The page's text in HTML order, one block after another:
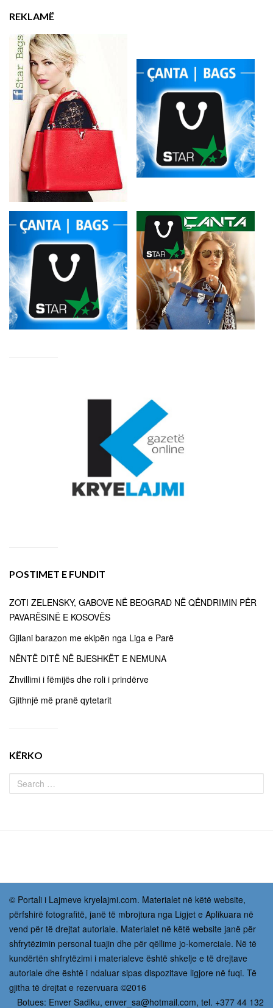
REKLAMË
POSTIMET E FUNDIT
ZOTI ZELENSKY, GABOVE NË BEOGRAD NË QËNDRIMIN PËR
PAVARËSINË E KOSOVËS
Gjilani barazon me ekipën nga Liga e Parë
NËNTË DITË NË BJESHKËT E NEMUNA
Zhvillimi i fëmijës dhe roli i prindërve
Gjithnjë më pranë qytetarit
KËRKO
© Portali i Lajmeve kryelajmi.com. Materialet në këtë website,
përfshirë fotografitë, janë të mbrojtura nga Ligjet e Aplikuara në
vend për të drejtat autoriale. Materialet në këtë website janë për
shfrytëzimin personal tuajin dhe për qëllime jo-komerciale. Në të
kundërtën shfrytëzimi i materialeve është shkelje e të drejtave
autoriale dhe është i ndaluar sipas dispozitave ligjore në fuqi. Të
gjitha të drejtat e rezervuara ©2016
Botues: Enver Sadiku, enver_sa@hotmail.com, tel. +377 44 132